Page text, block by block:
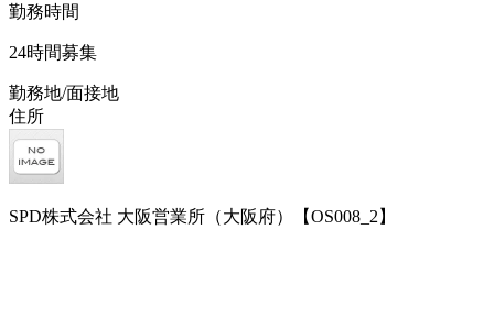
勤務時間
24時間募集
勤務地/面接地
住所
SPD株式会社 大阪営業所（大阪府）【OS008_2】